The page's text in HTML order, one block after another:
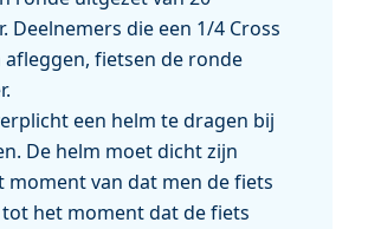
Deelnemers die een 1/4 Cross
fietsen de ronde
een helm te dragen bij
De helm moet dicht zijn
moment van dat men de fiets
het moment dat de fiets